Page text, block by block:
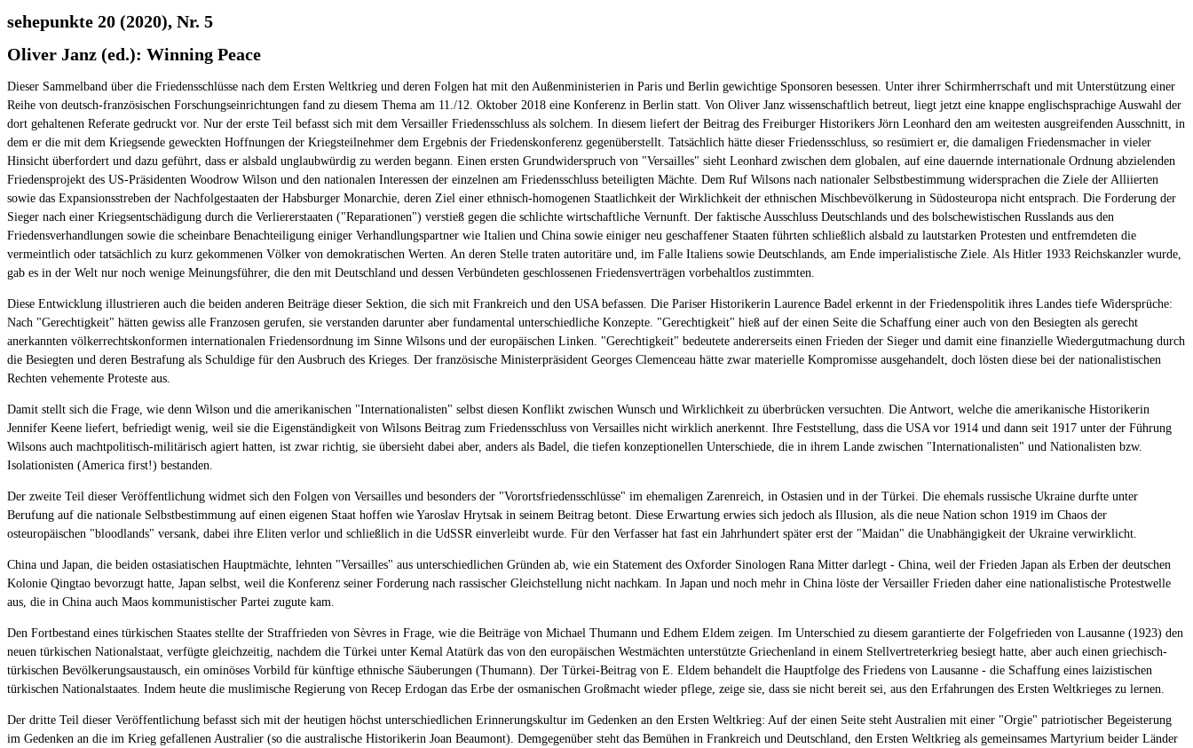
sehepunkte 20 (2020), Nr. 5
Oliver Janz (ed.): Winning Peace
Dieser Sammelband über die Friedensschlüsse nach dem Ersten Weltkrieg und deren Folgen hat mit den Außenministerien in Paris und Berlin gewichtige Sponsoren besessen. Unter ihrer Schirmherrschaft und mit Unterstützung einer
Reihe von deutsch-französischen Forschungseinrichtungen fand zu diesem Thema am 11./12. Oktober 2018 eine Konferenz in Berlin statt. Von Oliver Janz wissenschaftlich betreut, liegt jetzt eine knappe englischsprachige Auswahl der
dort gehaltenen Referate gedruckt vor. Nur der erste Teil befasst sich mit dem Versailler Friedensschluss als solchem. In diesem liefert der Beitrag des Freiburger Historikers Jörn Leonhard den am weitesten ausgreifenden Ausschnitt, in
dem er die mit dem Kriegsende geweckten Hoffnungen der Kriegsteilnehmer dem Ergebnis der Friedenskonferenz gegenüberstellt. Tatsächlich hätte dieser Friedensschluss, so resümiert er, die damaligen Friedensmacher in vieler
Hinsicht überfordert und dazu geführt, dass er alsbald unglaubwürdig zu werden begann. Einen ersten Grundwiderspruch von "Versailles" sieht Leonhard zwischen dem globalen, auf eine dauernde internationale Ordnung abzielenden
Friedensprojekt des US-Präsidenten Woodrow Wilson und den nationalen Interessen der einzelnen am Friedensschluss beteiligten Mächte. Dem Ruf Wilsons nach nationaler Selbstbestimmung widersprachen die Ziele der Alliierten
sowie das Expansionsstreben der Nachfolgestaaten der Habsburger Monarchie, deren Ziel einer ethnisch-homogenen Staatlichkeit der Wirklichkeit der ethnischen Mischbevölkerung in Südosteuropa nicht entsprach. Die Forderung der
Sieger nach einer Kriegsentschädigung durch die Verliererstaaten ("Reparationen") verstieß gegen die schlichte wirtschaftliche Vernunft. Der faktische Ausschluss Deutschlands und des bolschewistischen Russlands aus den
Friedensverhandlungen sowie die scheinbare Benachteiligung einiger Verhandlungspartner wie Italien und China sowie einiger neu geschaffener Staaten führten schließlich alsbald zu lautstarken Protesten und entfremdeten die
vermeintlich oder tatsächlich zu kurz gekommenen Völker von demokratischen Werten. An deren Stelle traten autoritäre und, im Falle Italiens sowie Deutschlands, am Ende imperialistische Ziele. Als Hitler 1933 Reichskanzler wurde,
gab es in der Welt nur noch wenige Meinungsführer, die den mit Deutschland und dessen Verbündeten geschlossenen Friedensverträgen vorbehaltlos zustimmten.
Diese Entwicklung illustrieren auch die beiden anderen Beiträge dieser Sektion, die sich mit Frankreich und den USA befassen. Die Pariser Historikerin Laurence Badel erkennt in der Friedenspolitik ihres Landes tiefe Widersprüche:
Nach "Gerechtigkeit" hätten gewiss alle Franzosen gerufen, sie verstanden darunter aber fundamental unterschiedliche Konzepte. "Gerechtigkeit" hieß auf der einen Seite die Schaffung einer auch von den Besiegten als gerecht
anerkannten völkerrechtskonformen internationalen Friedensordnung im Sinne Wilsons und der europäischen Linken. "Gerechtigkeit" bedeutete andererseits einen Frieden der Sieger und damit eine finanzielle Wiedergutmachung durch
die Besiegten und deren Bestrafung als Schuldige für den Ausbruch des Krieges. Der französische Ministerpräsident Georges Clemenceau hätte zwar materielle Kompromisse ausgehandelt, doch lösten diese bei der nationalistischen
Rechten vehemente Proteste aus.
Damit stellt sich die Frage, wie denn Wilson und die amerikanischen "Internationalisten" selbst diesen Konflikt zwischen Wunsch und Wirklichkeit zu überbrücken versuchten. Die Antwort, welche die amerikanische Historikerin
Jennifer Keene liefert, befriedigt wenig, weil sie die Eigenständigkeit von Wilsons Beitrag zum Friedensschluss von Versailles nicht wirklich anerkennt. Ihre Feststellung, dass die USA vor 1914 und dann seit 1917 unter der Führung
Wilsons auch machtpolitisch-militärisch agiert hatten, ist zwar richtig, sie übersieht dabei aber, anders als Badel, die tiefen konzeptionellen Unterschiede, die in ihrem Lande zwischen "Internationalisten" und Nationalisten bzw.
Isolationisten (America first!) bestanden.
Der zweite Teil dieser Veröffentlichung widmet sich den Folgen von Versailles und besonders der "Vorortsfriedensschlüsse" im ehemaligen Zarenreich, in Ostasien und in der Türkei. Die ehemals russische Ukraine durfte unter
Berufung auf die nationale Selbstbestimmung auf einen eigenen Staat hoffen wie Yaroslav Hrytsak in seinem Beitrag betont. Diese Erwartung erwies sich jedoch als Illusion, als die neue Nation schon 1919 im Chaos der
osteuropäischen "bloodlands" versank, dabei ihre Eliten verlor und schließlich in die UdSSR einverleibt wurde. Für den Verfasser hat fast ein Jahrhundert später erst der "Maidan" die Unabhängigkeit der Ukraine verwirklicht.
China und Japan, die beiden ostasiatischen Hauptmächte, lehnten "Versailles" aus unterschiedlichen Gründen ab, wie ein Statement des Oxforder Sinologen Rana Mitter darlegt - China, weil der Frieden Japan als Erben der deutschen
Kolonie Qingtao bevorzugt hatte, Japan selbst, weil die Konferenz seiner Forderung nach rassischer Gleichstellung nicht nachkam. In Japan und noch mehr in China löste der Versailler Frieden daher eine nationalistische Protestwelle
aus, die in China auch Maos kommunistischer Partei zugute kam.
Den Fortbestand eines türkischen Staates stellte der Straffrieden von Sèvres in Frage, wie die Beiträge von Michael Thumann und Edhem Eldem zeigen. Im Unterschied zu diesem garantierte der Folgefrieden von Lausanne (1923) den
neuen türkischen Nationalstaat, verfügte gleichzeitig, nachdem die Türkei unter Kemal Atatürk das von den europäischen Westmächten unterstützte Griechenland in einem Stellvertreterkrieg besiegt hatte, aber auch einen griechisch-
türkischen Bevölkerungsaustausch, ein ominöses Vorbild für künftige ethnische Säuberungen (Thumann). Der Türkei-Beitrag von E. Eldem behandelt die Hauptfolge des Friedens von Lausanne - die Schaffung eines laizistischen
türkischen Nationalstaates. Indem heute die muslimische Regierung von Recep Erdogan das Erbe der osmanischen Großmacht wieder pflege, zeige sie, dass sie nicht bereit sei, aus den Erfahrungen des Ersten Weltkrieges zu lernen.
Der dritte Teil dieser Veröffentlichung befasst sich mit der heutigen höchst unterschiedlichen Erinnerungskultur im Gedenken an den Ersten Weltkrieg: Auf der einen Seite steht Australien mit einer "Orgie" patriotischer Begeisterung
im Gedenken an die im Krieg gefallenen Australier (so die australische Historikerin Joan Beaumont). Demgegenüber steht das Bemühen in Frankreich und Deutschland, den Ersten Weltkrieg als gemeinsames Martyrium beider Länder